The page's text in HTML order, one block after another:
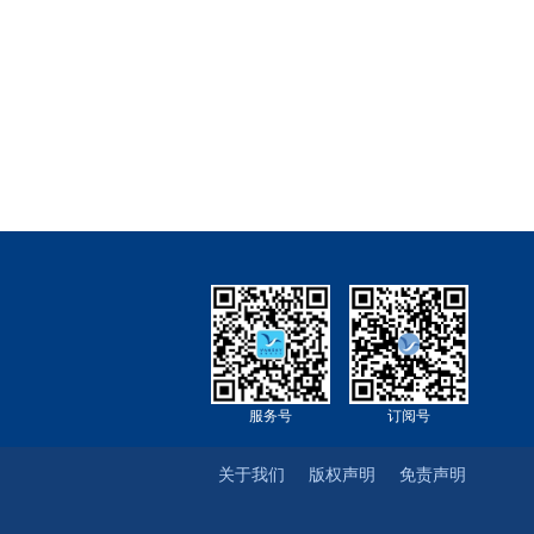
订阅号
服务号
免责声明
版权声明
关于我们